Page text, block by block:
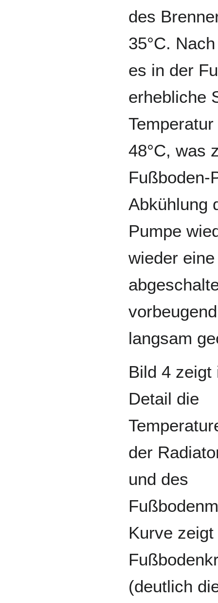
des
35°C.
es in der
erhebliche
48°C, was
Fußboden-
Abkühlung
Pumpe
wieder
langsam
Bild 4 zeigt
Detail die
der
und des
Kurve
(deutlich